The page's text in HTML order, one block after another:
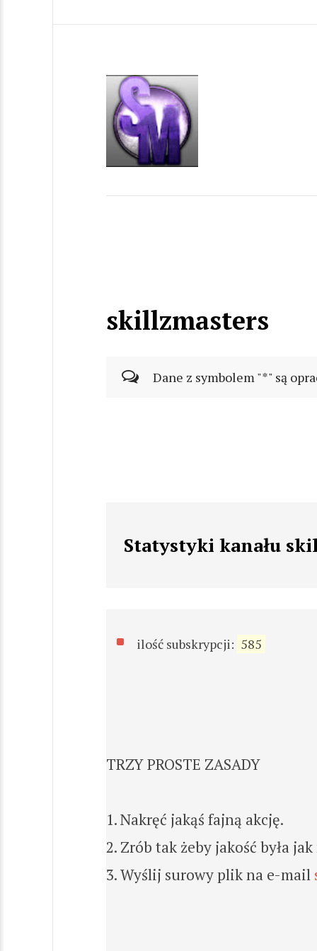
skillzmasters
Dane z symbolem "*" są
Statystyki kanału
ilość subskrypcji: 585
TRZY PROSTE ZASADY
1. Nakręć jakąś fajną akcję.
2. Zrób tak żeby jakość była
3. Wyślij surowy plik na e-mail